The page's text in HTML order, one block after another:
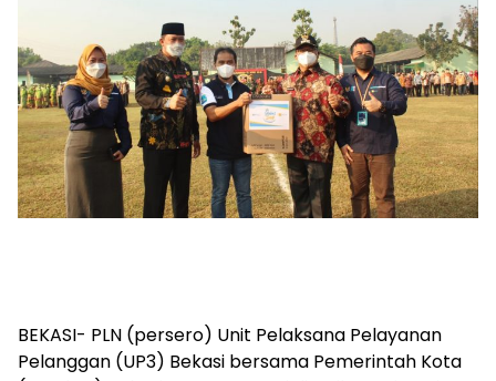
BEKASI- PLN (persero) Unit Pelaksana Pelayanan
Pelanggan (UP3) Bekasi bersama Pemerintah Kota